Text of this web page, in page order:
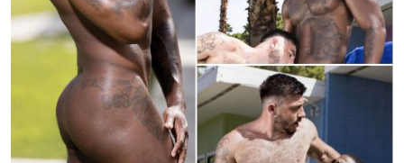
Adam Wolfe accueille dans sa chambre un Chad
Hammer avide d’un trou chaud et d'une queue !
- Photos :Get A Room Too/ Raging Stallion Studios